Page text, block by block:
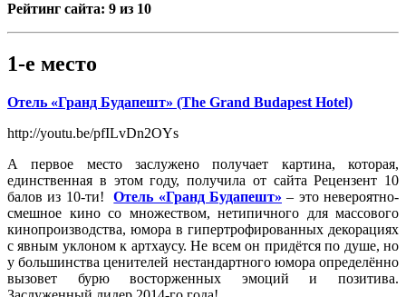
Рейтинг сайта: 9 из 10
1-е место
Отель «Гранд Будапешт» (The Grand Budapest Hotel)
http://youtu.be/pfILvDn2OYs
А первое место заслужено получает картина, которая,
единственная в этом году, получила от сайта Рецензент 10
балов из 10-ти!Отель «Гранд Будапешт» – это невероятно-
смешное кино со множеством, нетипичного для массового
кинопроизводства, юмора в гипертрофированных декорациях
с явным уклоном к артхаусу. Не всем он придётся по душе, но
у большинства ценителей нестандартного юмора определённо
вызовет бурю восторженных эмоций и позитива.